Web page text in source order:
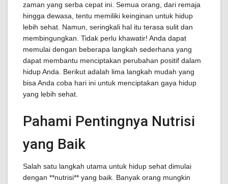
zaman yang serba cepat ini. Semua orang, dari remaja
hingga dewasa, tentu memiliki keinginan untuk hidup
lebih sehat. Namun, seringkali hal itu terasa sulit dan
membingungkan. Tidak perlu khawatir! Anda dapat
memulai dengan beberapa langkah sederhana yang
dapat membantu menciptakan perubahan positif dalam
hidup Anda. Berikut adalah lima langkah mudah yang
bisa Anda coba hari ini untuk menciptakan gaya hidup
yang lebih sehat.
Pahami Pentingnya Nutrisi
yang Baik
Salah satu langkah utama untuk hidup sehat dimulai
dengan **nutrisi** yang baik. Banyak orang mungkin